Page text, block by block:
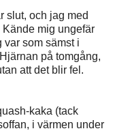
slut, och jag med
mig ungefär
var som sämst i
på tomgång,
att det blir fel.
kaka (tack
i värmen under